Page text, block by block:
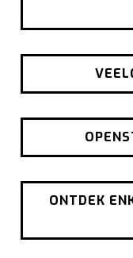
ONTDEK